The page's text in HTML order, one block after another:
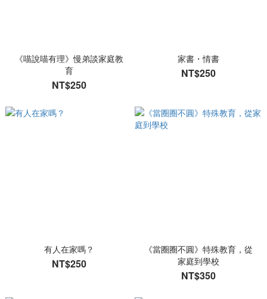
《喵說喵有理》慢弟談家庭教
育
NT$250
家書・情書
NT$250
有人在家嗎？
NT$250
《當圈圈不圓》特殊教育，從
家庭到學校
NT$350